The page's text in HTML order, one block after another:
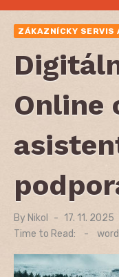
ZÁKAZNÍCKY SERVIS
Online
By Nikol
Posted
on
17. 11. 2025
Time to Read:
-